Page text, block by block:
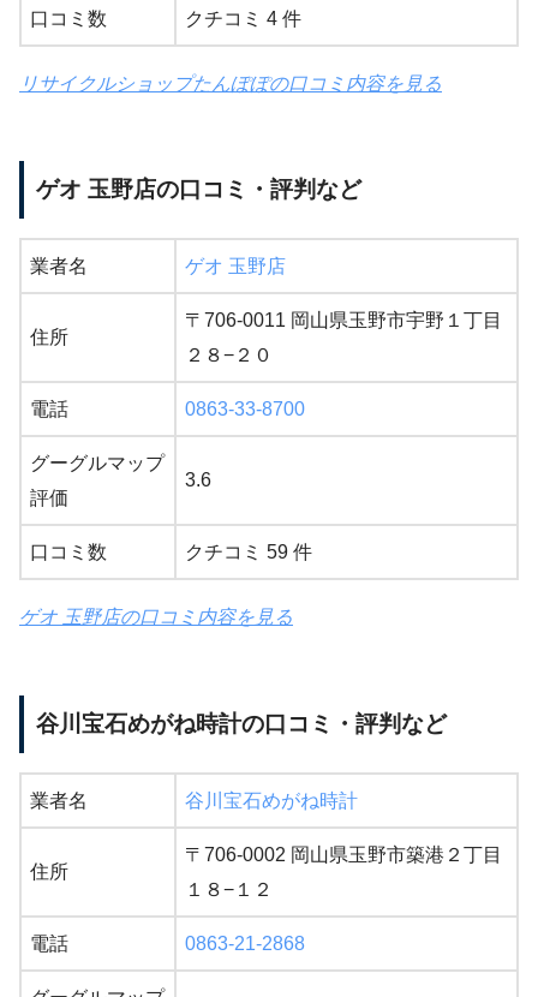
口コミ数 クチコミ 4 件
リサイクルショップたんぽぽの口コミ内容を見る
ゲオ 玉野店の口コミ・評判など
業者名 ゲオ 玉野店
住所
〒706-0011 岡山県玉野市宇野１丁目
２８−２０
電話 0863-33-8700
グーグルマップ
評価
3.6
口コミ数 クチコミ 59 件
ゲオ 玉野店の口コミ内容を見る
谷川宝石めがね時計の口コミ・評判など
業者名 谷川宝石めがね時計
住所
〒706-0002 岡山県玉野市築港２丁目
１８−１２
電話 0863-21-2868